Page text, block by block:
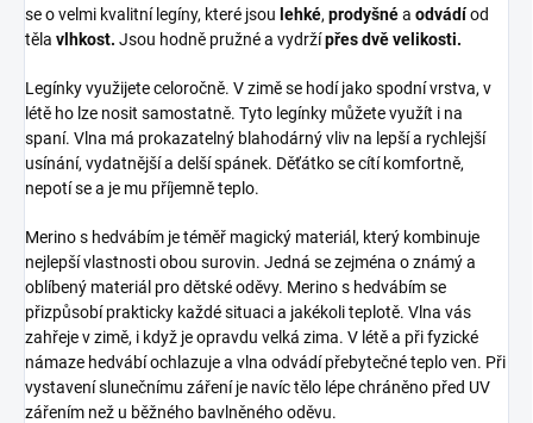
se o velmi kvalitní legíny, které jsou lehké, prodyšnéa odvádíod
těla vlhkost. Jsou hodně pružné a vydržípřes dvě velikosti.
Legínky využijete celoročně. V zimě se hodí jako spodní vrstva, v
létě ho lze nosit samostatně. Tyto legínky můžete využít i na
spaní. Vlna má prokazatelný blahodárný vliv na lepší a rychlejší
usínání, vydatnější a delší spánek. Děťátko se cítí komfortně,
nepotí se a je mu příjemně teplo.
Merino s hedvábím je téměř magický materiál, který kombinuje
nejlepší vlastnosti obou surovin. Jedná se zejména o známý a
oblíbený materiál pro dětské oděvy. Merino s hedvábím se
přizpůsobí prakticky každé situaci a jakékoli teplotě. Vlna vás
zahřeje v zimě, i když je opravdu velká zima. V létě a při fyzické
námaze hedvábí ochlazuje a vlna odvádí přebytečné teplo ven. Při
vystavení slunečnímu záření je navíc tělo lépe chráněno před UV
zářením než u běžného bavlněného oděvu.